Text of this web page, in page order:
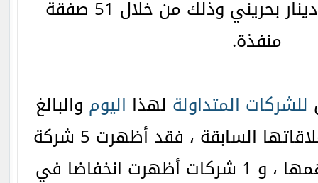
تداول 334.488 ألف دينار بحريني وذلك من خلال 51 صفقة
منفذة.
للشركات المتداولة لهذا اليوم والبالغ
عددها 12 شركة مع إغلاقاتها السابقة ، فقد أظهرت 5 شركة
ارتفاعا في أسعار أسهمها ، و 1 شركات أظهرت انخفاضا في